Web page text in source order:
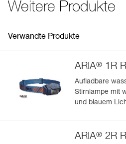
See all technical content
Einfache Verwaltung und
automatisch hochgeladen.
Weitere Produkte
Verwandte Produkte
ARIA® 1R
Aufladbare
Stirnlampe mit
und blauem
ARIA® 2R